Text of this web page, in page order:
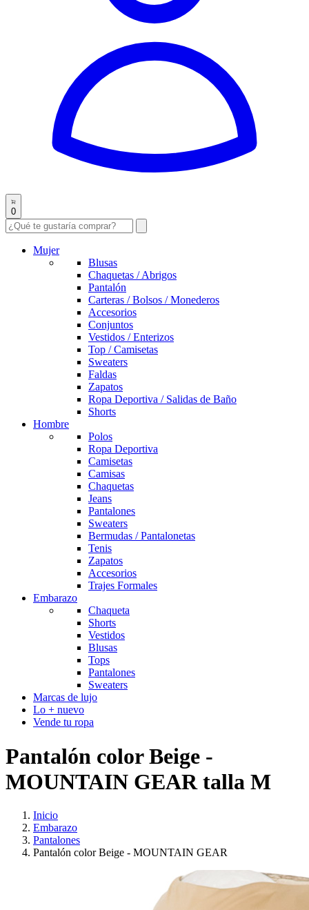
0
Mujer
Blusas
Chaquetas / Abrigos
Pantalón
Carteras / Bolsos / Monederos
Accesorios
Conjuntos
Vestidos / Enterizos
Top / Camisetas
Sweaters
Faldas
Zapatos
Ropa Deportiva / Salidas de Baño
Shorts
Hombre
Polos
Ropa Deportiva
Camisetas
Camisas
Chaquetas
Jeans
Pantalones
Sweaters
Bermudas / Pantalonetas
Tenis
Zapatos
Accesorios
Trajes Formales
Embarazo
Chaqueta
Shorts
Vestidos
Blusas
Tops
Pantalones
Sweaters
Marcas de lujo
Lo + nuevo
Vende tu ropa
Pantalón color Beige -
MOUNTAIN GEAR talla M
Inicio
Embarazo
Pantalones
Pantalón color Beige - MOUNTAIN GEAR